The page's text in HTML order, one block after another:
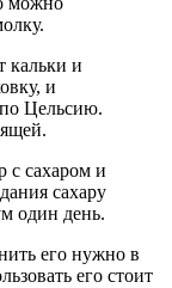
кальки и
и
по Цельсию.
с сахаром и
сахару
один день.
его нужно в
его стоит